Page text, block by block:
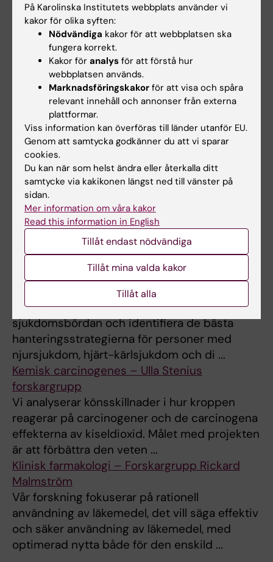
forskargrupp
Vi undersöker de kretsmekanismer som
formar motiverade beteenden och den
obalans i kretsarna som ligger till grund för
centrala fenotyper av humörsjukdomar.
Hälsosystem och Policy (HSP) – Cecilia
Stålsby Lundborgs forskargrupp
Hälsosystem och policyforskning omfattar
både forskning om och för politik. Vi strävar
efter att bidra till kunskapsgenerering och
kunskapsdelning genom tvärvet ...
Individanpassad medicin och
läkemedelsutveckling – Lauschke-lab
Vi integrerar 3D-cellodlingssystem av primära
mänskliga celler, mikrofluidik och omfattande
molekylära profileringsteknologier för att
upptäcka nya terapeutiska ...
Kardiorenal epidemiologi – Juan-Jesus
Carreros forskargrupp
Målet med vår forskning är att kvantifiera
sjukdomsbördan och identifiera de bästa
hanteringsstrategierna för personer med
njursjukdom, hjärt-kärlsjukdom och di ...
Kemisk carcinogenes – Ulla Stenius
forskargrupp
Vi analyserar könsskillnader i hur kroppen
reagerar på carcinogener och de carcinogena
effekterna av kiseldioxid. Målet med projekten
är att förbättra den veten ...
Klinisk farmakologi – Forskargrupp Rickard
Malmström
Vår forskning fokuserar på rationell
användning av läkemedel, det vill säga effektiv
och säker användning av läkemedel, med
optimerad nytta både för den enskild ...
På Karolinska Institutets webbplats använder vi
kakor för olika syften:
Nödvändiga kakor för att webbplatsen ska
fungera korrekt.
Kakor för analys för att förstå hur
webbplatsen används.
Marknadsföringskakor för att visa och spåra
relevant innehåll och annonser från externa
plattformar.
Viss information kan överföras till länder utanför EU.
Genom att samtycka godkänner du att vi sparar
cookies.
Du kan när som helst ändra eller återkalla ditt
samtycke via kakikonen längst ned till vänster på
sidan.
Mer information om våra kakor
Read this information in English
Tillåt endast nödvändiga
Tillåt mina valda kakor
Tillåt alla